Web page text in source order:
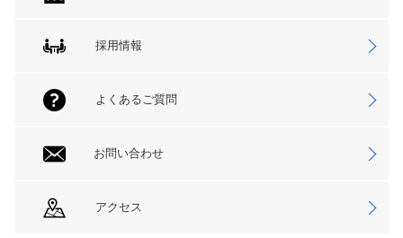
採用情報
よくあるご質問
お問い合わせ
アクセス